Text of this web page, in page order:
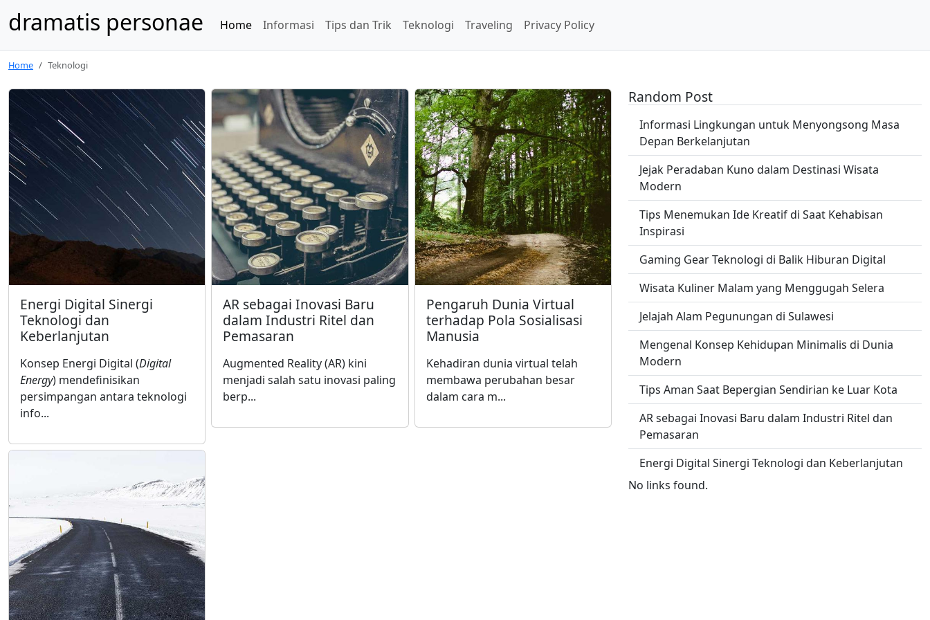
dramatis personae Home Informasi Tips dan Trik Teknologi Traveling Privacy Policy
Home Teknologi
Energi Digital Sinergi
Teknologi dan
Keberlanjutan
Konsep Energi Digital (Digital
Energy) mendefinisikan
persimpangan antara teknologi
info...
AR sebagai Inovasi Baru
dalam Industri Ritel dan
Pemasaran
Augmented Reality (AR) kini
menjadi salah satu inovasi paling
berp...
Pengaruh Dunia Virtual
terhadap Pola Sosialisasi
Manusia
Kehadiran dunia virtual telah
membawa perubahan besar
dalam cara m...
Random Post
Informasi Lingkungan untuk Menyongsong Masa
Depan Berkelanjutan
Jejak Peradaban Kuno dalam Destinasi Wisata
Modern
Tips Menemukan Ide Kreatif di Saat Kehabisan
Inspirasi
Gaming Gear Teknologi di Balik Hiburan Digital
Wisata Kuliner Malam yang Menggugah Selera
Jelajah Alam Pegunungan di Sulawesi
Mengenal Konsep Kehidupan Minimalis di Dunia
Modern
Tips Aman Saat Bepergian Sendirian ke Luar Kota
AR sebagai Inovasi Baru dalam Industri Ritel dan
Pemasaran
Energi Digital Sinergi Teknologi dan Keberlanjutan
No links found.